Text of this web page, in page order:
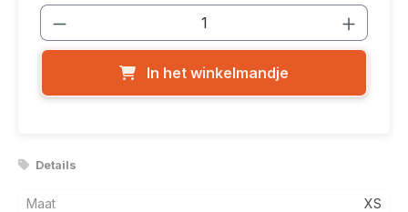
Producthoeveelheid: Voer de
In het winkelmandje
Details
Maat XS